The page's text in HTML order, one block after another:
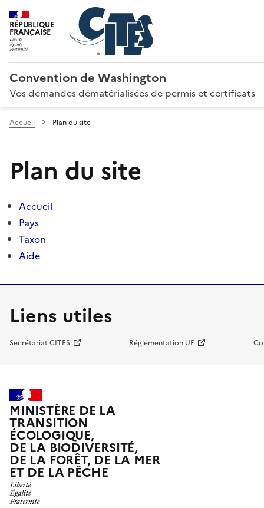
RÉPUBLIQUE
FRANÇAISE
Convention de Washington
Vos demandes dématérialisées de permis et certificats
Accueil Plan du site
Plan du site
Accueil
Pays
Taxon
Aide
Liens utiles
Secrétariat CITES Réglementation UE
MINISTÈRE DE LA
TRANSITION
ÉCOLOGIQUE,
DE LA BIODIVERSITÉ,
DE LA FORÊT, DE LA MER
ET DE LA PÊCHE